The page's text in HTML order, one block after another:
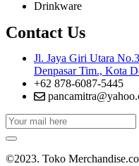
Drinkware
Contact Us
Jl. Jaya Giri Utara
Denpasar Tim., Kota
+62 878-6087-5445
©2023. Toko